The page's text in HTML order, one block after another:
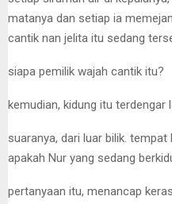
matanya dan setiap ia
cantik nan jelita itu sedang
siapa pemilik wajah cantik itu?
kemudian, kidung itu terdengar
suaranya, dari luar bilik. tempat
apakah Nur yang sedang
pertanyaan itu, menancap